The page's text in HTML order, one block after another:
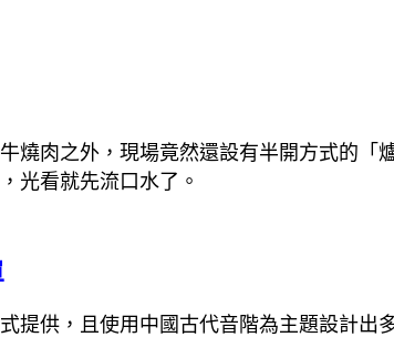
燒肉之外，現場竟然還設有半開方式的
光看就先流口水了。
提供，且使用中國古代音階為主題設計